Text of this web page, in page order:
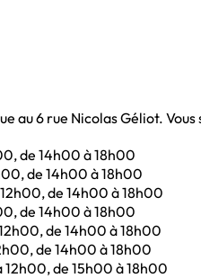
au 6 rue Nicolas Géliot. Vous
de 14h00 à 18h00
de 14h00 à 18h00
de 14h00 à 18h00
de 14h00 à 18h00
de 14h00 à 18h00
de 14h00 à 18h00
de 15h00 à 18h00